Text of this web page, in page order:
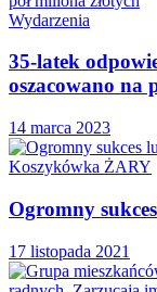
Wydarzenia
35-latek
oszacowano na
14 marca 2023
Koszykówka ŻARY
Ogromny
17 listopada 2021